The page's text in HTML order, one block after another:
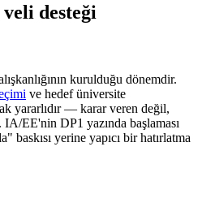
desteği
kurulduğu dönemdir.
ve hedef üniversite
yararlıdır — karar veren değil,
EE'nin DP1 yazında başlaması
yerine yapıcı bir hatırlatma